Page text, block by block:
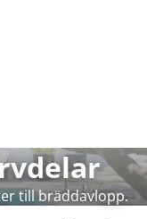
till bräddavlopp.